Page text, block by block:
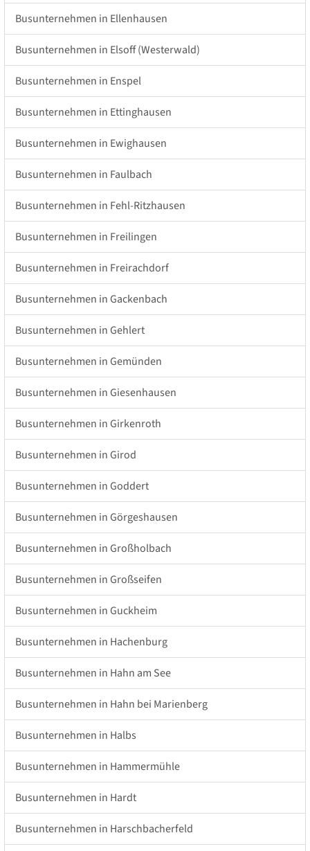
Busunternehmen in Ellenhausen
Busunternehmen in Elsoff (Westerwald)
Busunternehmen in Enspel
Busunternehmen in Ettinghausen
Busunternehmen in Ewighausen
Busunternehmen in Faulbach
Busunternehmen in Fehl-Ritzhausen
Busunternehmen in Freilingen
Busunternehmen in Freirachdorf
Busunternehmen in Gackenbach
Busunternehmen in Gehlert
Busunternehmen in Gemünden
Busunternehmen in Giesenhausen
Busunternehmen in Girkenroth
Busunternehmen in Girod
Busunternehmen in Goddert
Busunternehmen in Görgeshausen
Busunternehmen in Großholbach
Busunternehmen in Großseifen
Busunternehmen in Guckheim
Busunternehmen in Hachenburg
Busunternehmen in Hahn am See
Busunternehmen in Hahn bei Marienberg
Busunternehmen in Halbs
Busunternehmen in Hammermühle
Busunternehmen in Hardt
Busunternehmen in Harschbacherfeld